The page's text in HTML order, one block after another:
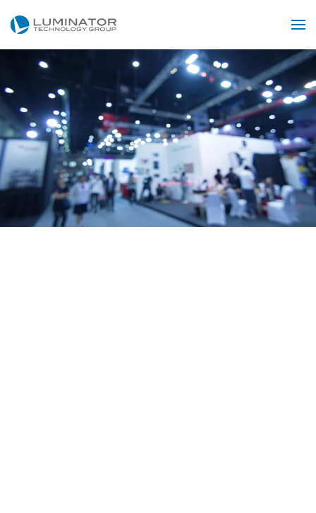
Przejdź do głównej treści